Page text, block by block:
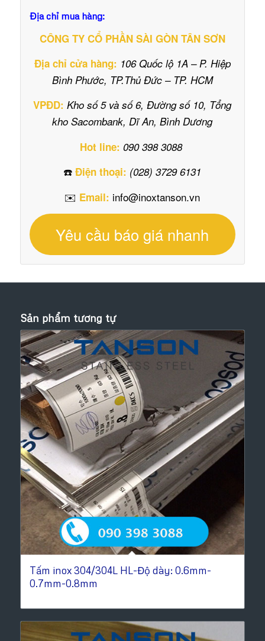
Địa chỉ mua hàng:
CÔNG TY CỔ PHẦN SÀI GÒN TÂN SƠN
Địa chỉ cửa hàng: 106 Quốc lộ 1A – P. Hiệp
Bình Phước, TP.Thủ Đức – TP. HCM
VPĐD: Kho số 5 và số 6, Đường số 10, Tổng
kho Sacombank, Dĩ An, Bình Dương
Hot line: 090 398 3088
☎️Điện thoại: (028) 3729 6131
✉️ Email: info@inoxtanson.vn
Yêu cầu báo giá nhanh
Sản phẩm tương tự
Tấm inox 304/304L HL-Độ dày: 0.6mm-
0.7mm-0.8mm